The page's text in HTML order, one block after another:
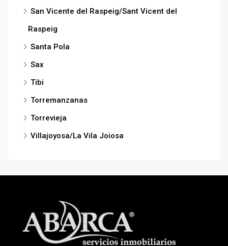
San Vicente del Raspeig/Sant Vicent del
Raspeig
Santa Pola
Sax
Tibi
Torremanzanas
Torrevieja
Villajoyosa/La Vila Joiosa